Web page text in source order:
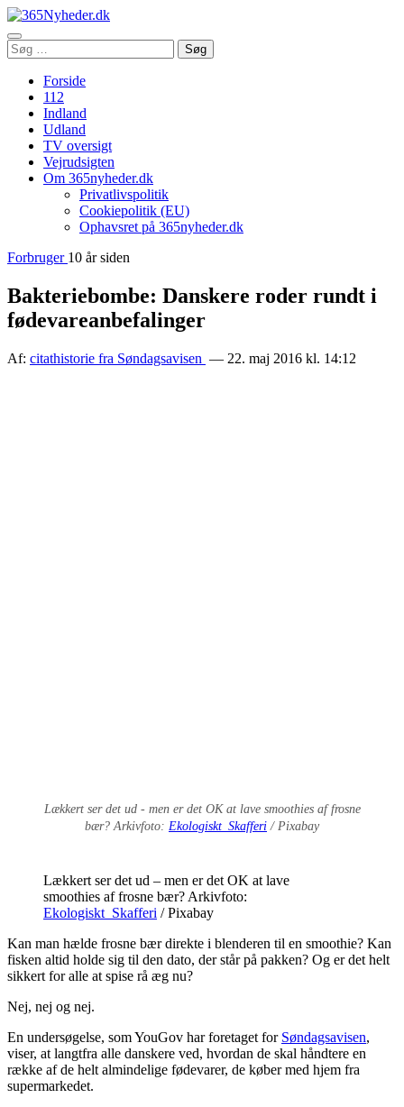
Åbn
menu
Søg
efter:
Søg
Forside
112
Indland
Udland
TV oversigt
Vejrudsigten
Om 365nyheder.dk
Privatlivspolitik
Cookiepolitik (EU)
Ophavsret på 365nyheder.dk
Forbruger 10 år siden
Bakteriebombe: Danskere roder rundt i
fødevareanbefalinger
Af: citathistorie fra Søndagsavisen — 22. maj 2016 kl. 14:12
Lækkert ser det ud - men er det OK at lave smoothies af frosne
bær? Arkivfoto: Ekologiskt_Skafferi / Pixabay
Lækkert ser det ud – men er det OK at lave
smoothies af frosne bær? Arkivfoto:
Ekologiskt_Skafferi / Pixabay
Kan man hælde frosne bær direkte i blenderen til en smoothie? Kan
fisken altid holde sig til den dato, der står på pakken? Og er det helt
sikkert for alle at spise rå æg nu?
Nej, nej og nej.
En undersøgelse, som YouGov har foretaget for Søndagsavisen,
viser, at langtfra alle danskere ved, hvordan de skal håndtere en
række af de helt almindelige fødevarer, de køber med hjem fra
supermarkedet.